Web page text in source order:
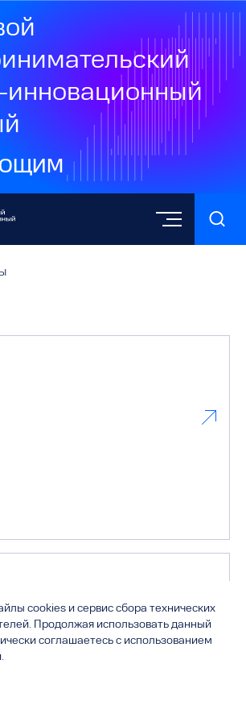
инновационный
cookies и сервис сбора технических
Продолжая использовать данный
соглашаетесь с использованием